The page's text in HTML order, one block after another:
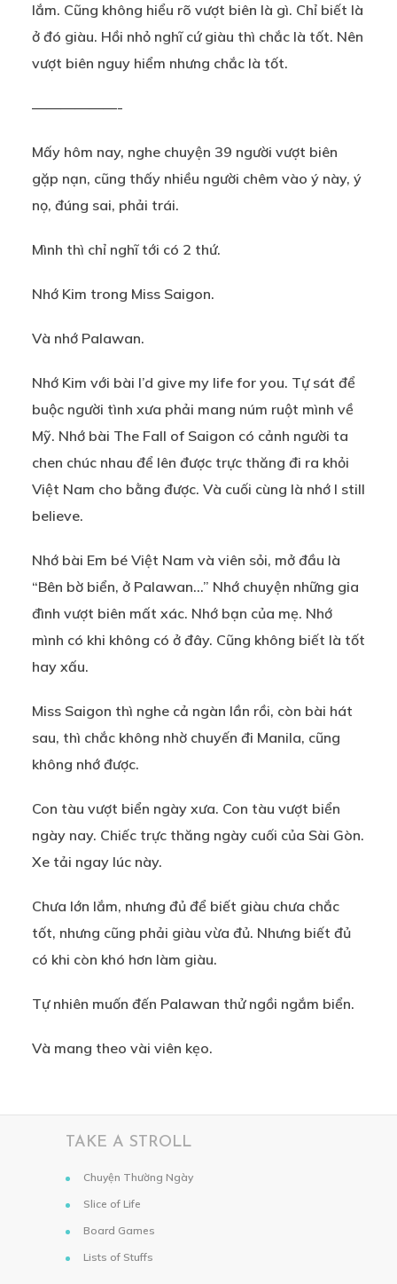
lắm. Cũng không hiểu rõ vượt biên là gì. Chỉ biết là
ở đó giàu. Hồi nhỏ nghĩ cứ giàu thì chắc là tốt. Nên
vượt biên nguy hiểm nhưng chắc là tốt.
——————-
Mấy hôm nay, nghe chuyện 39 người vượt biên
gặp nạn, cũng thấy nhiều người chêm vào ý này, ý
nọ, đúng sai, phải trái.
Mình thì chỉ nghĩ tới có 2 thứ.
Nhớ Kim trong Miss Saigon.
Và nhớ Palawan.
Nhớ Kim với bài I’d give my life for you. Tự sát để
buộc người tình xưa phải mang núm ruột mình về
Mỹ. Nhớ bài The Fall of Saigon có cảnh người ta
chen chúc nhau để lên được trực thăng đi ra khỏi
Việt Nam cho bằng được. Và cuối cùng là nhớ I still
believe.
Nhớ bài Em bé Việt Nam và viên sỏi, mở đầu là
“Bên bờ biển, ở Palawan…” Nhớ chuyện những gia
đình vượt biên mất xác. Nhớ bạn của mẹ. Nhớ
mình có khi không có ở đây. Cũng không biết là tốt
hay xấu.
Miss Saigon thì nghe cả ngàn lần rồi, còn bài hát
sau, thì chắc không nhờ chuyến đi Manila, cũng
không nhớ được.
Con tàu vượt biển ngày xưa. Con tàu vượt biển
ngày nay. Chiếc trực thăng ngày cuối của Sài Gòn.
Xe tải ngay lúc này.
Chưa lớn lắm, nhưng đủ để biết giàu chưa chắc
tốt, nhưng cũng phải giàu vừa đủ. Nhưng biết đủ
có khi còn khó hơn làm giàu.
Tự nhiên muốn đến Palawan thử ngồi ngắm biển.
Và mang theo vài viên kẹo.
TAKE A STROLL
Chuyện Thường Ngày
Slice of Life
Board Games
Lists of Stuffs